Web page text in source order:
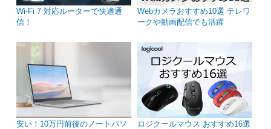
Wi-Fi 7 対応ルーターで快適通
信！
Webカメラおすすめ10選 テレワ
ークや動画配信でも活躍
安い！10万円前後のノートパソ
ロジクールマウス おすすめ16選